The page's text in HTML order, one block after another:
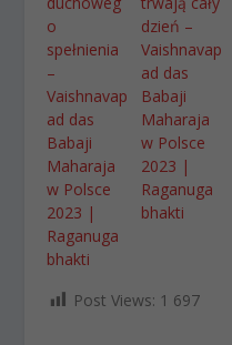
o
spełnienia
–
Vaishnavap
ad das
Babaji
Maharaja
w Polsce
2023 |
Raganuga
bhakti
dzień –
Vaishnavap
ad das
Babaji
Maharaja
w Polsce
2023 |
Raganuga
bhakti
Post Views: 1 697